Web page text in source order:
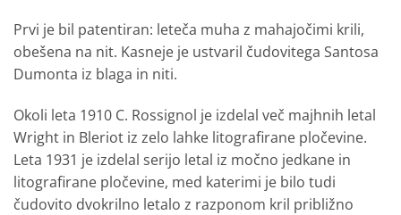
Prvi je bil patentiran: leteča muha z mahajočimi krili,
obešena na nit. Kasneje je ustvaril čudovitega Santosa
Dumonta iz blaga in niti.
Okoli leta 1910 C. Rossignol je izdelal več majhnih letal
Wright in Bleriot iz zelo lahke litografirane pločevine.
Leta 1931 je izdelal serijo letal iz močno jedkane in
litografirane pločevine, med katerimi je bilo tudi
čudovito dvokrilno letalo z razponom kril približno